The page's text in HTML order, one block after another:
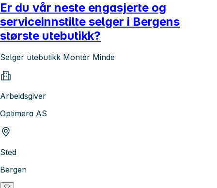
Er du vår neste engasjerte og
serviceinnstilte selger i Bergens
største utebutikk?
Selger utebutikk Montér Minde
Arbeidsgiver
Optimera AS
Sted
Bergen